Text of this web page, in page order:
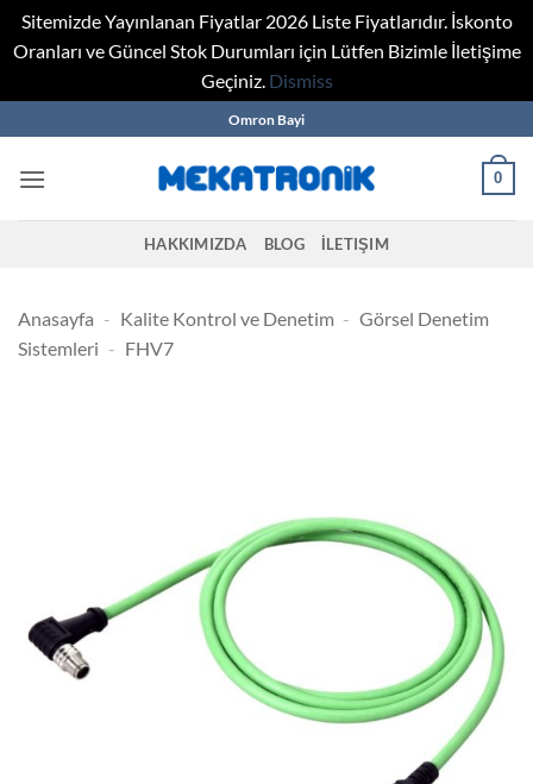
Sitemizde Yayınlanan Fiyatlar 2026 Liste Fiyatlarıdır. İskonto
Oranları ve Güncel Stok Durumları için Lütfen Bizimle İletişime
Geçiniz. Dismiss
to
content
Omron Bayi
0
HAKKIMIZDA BLOG İLETIŞIM
Anasayfa - Kalite Kontrol ve Denetim - Görsel Denetim
Sistemleri - FHV7